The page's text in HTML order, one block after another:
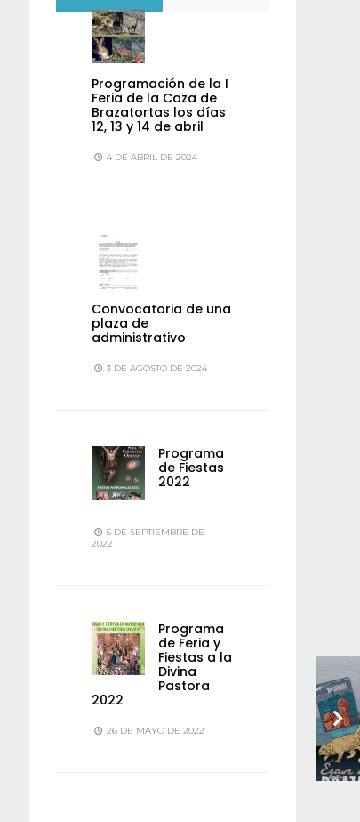
Programación de la I
Feria de la Caza de
Brazatortas los días
12, 13 y 14 de abril
4 DE ABRIL DE 2024
Convocatoria de una
plaza de
administrativo
3 DE AGOSTO DE 2024
Programa
de Fiestas
2022
5 DE SEPTIEMBRE DE
2022
Programa
de Feria y
Fiestas a la
Divina
Pastora
2022
26 DE MAYO DE 2022